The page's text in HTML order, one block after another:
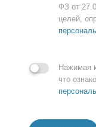
ФЗ от
целей,
Нажимая
что